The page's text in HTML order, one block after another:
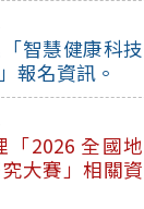
智慧健康科技
報名資訊。
2026 全國地
大賽」相關資